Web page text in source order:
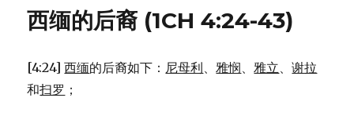
西缅的后裔 (1CH 4:24-43)
[4:24]西缅的后裔如下： 尼母利、雅悯、雅立、谢拉
和扫罗 ；